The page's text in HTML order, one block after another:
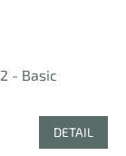
- Basic
DETAIL